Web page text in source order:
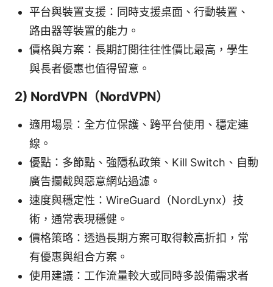
平台與裝置支援：同時支援桌面、行動裝置、
路由器等裝置的能力。
價格與方案：長期訂閱往往性價比最高，學生
與長者優惠也值得留意。
2) NordVPN（NordVPN）
適用場景：全方位保護、跨平台使用、穩定連
線。
優點：多節點、強隱私政策、Kill Switch、自動
廣告攔截與惡意網站過濾。
速度與穩定性：WireGuard（NordLynx）技
術，通常表現穩健。
價格策略：透過長期方案可取得較高折扣，常
有優惠與組合方案。
使用建議：工作流量較大或同時多設備需求者